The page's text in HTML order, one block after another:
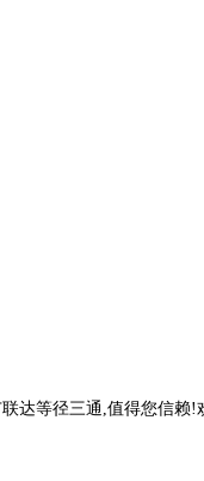
达等径三通,值得您信赖!